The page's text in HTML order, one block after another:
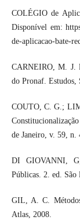
COLÉGIO de
Disponível em:
de-aplicacao-bate-
CARNEIRO, M. J.
do Pronaf. Estudos,
COUTO, C. G.;
de Janeiro, v. 59, n.
DI GIOVANNI,
Públicas. 2. ed.
GIL, A. C.
Atlas, 2008.